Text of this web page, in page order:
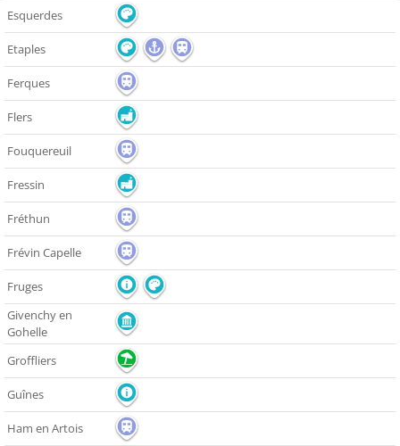
Esquerdes
Etaples
Ferques
Flers
Fouquereuil
Fressin
Fréthun
Frévin Capelle
Fruges
Givenchy en
Gohelle
Groffliers
Guînes
Ham en Artois